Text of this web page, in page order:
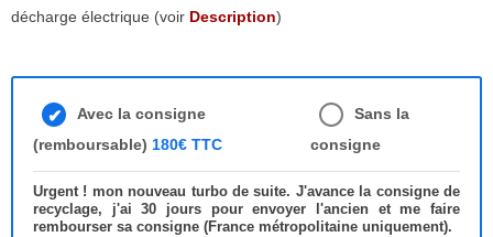
décharge électrique (voir Description)
Avec la consigne
(remboursable) 180€ TTC
Sans la
consigne
Urgent ! mon nouveau turbo de suite. J'avance la consigne de
recyclage, j'ai 30 jours pour envoyer l'ancien et me faire
rembourser sa consigne (France métropolitaine uniquement).